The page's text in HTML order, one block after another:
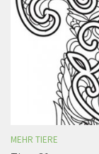
MEHR TIERE